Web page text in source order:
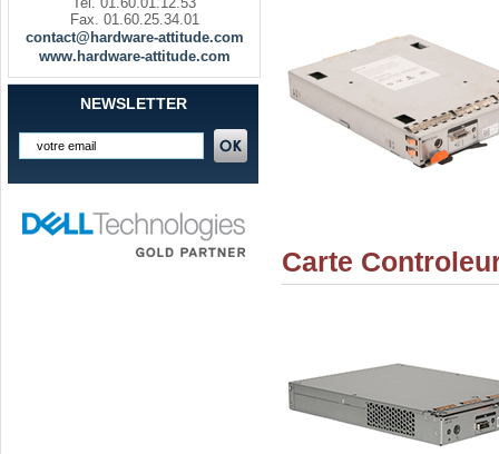
Fax. 01.60.25.34.01
contact@hardware-attitude.com
www.hardware-attitude.com
NEWSLETTER
Carte